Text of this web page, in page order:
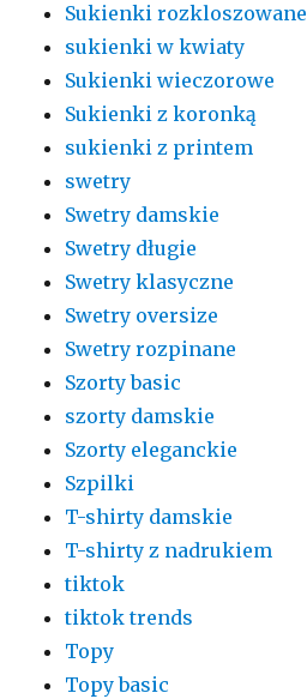
Sukienki rozkloszowane
sukienki w kwiaty
Sukienki wieczorowe
Sukienki z koronką
sukienki z printem
swetry
Swetry damskie
Swetry długie
Swetry klasyczne
Swetry oversize
Swetry rozpinane
Szorty basic
szorty damskie
Szorty eleganckie
Szpilki
T-shirty damskie
T-shirty z nadrukiem
tiktok
tiktok trends
Topy
Topy basic